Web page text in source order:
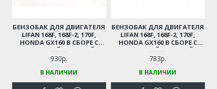
БЕНЗОБАК ДЛЯ ДВИГАТЕЛЯ
LIFAN 168F, 168F-2, 170F,
HONDA GX160 В СБОРЕ С
РЕЗЬБОВОЙ ПРОБКОЙ,
СЕТКОЙ И С
БЕНЗООТСТОЙНИКОМ
(БЕЛЫЙ)
930р.
В НАЛИЧИИ
БЕНЗОБАК ДЛЯ ДВИГАТЕЛЯ
LIFAN 168F, 168F-2, 170F,
HONDA GX160 В СБОРЕ С
РЕЗЬБОВОЙ ПРОБКОЙ,
СЕТКОЙ И С
БЕНЗООТСТОЙНИКОМ
(ЧЕРНЫЙ)
783р.
В НАЛИЧИИ